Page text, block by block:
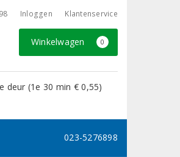
Inloggen Klantenservice
Winkelwagen 0
deur (1e 30 min € 0,55)
023-5276898